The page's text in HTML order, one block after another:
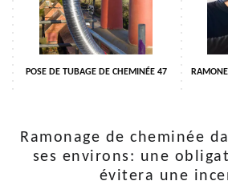
POSE DE TUBAGE DE CHEMINÉE 47
Ramonage de cheminée
ses environs: une
évitera une